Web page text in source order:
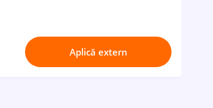
Aplică extern